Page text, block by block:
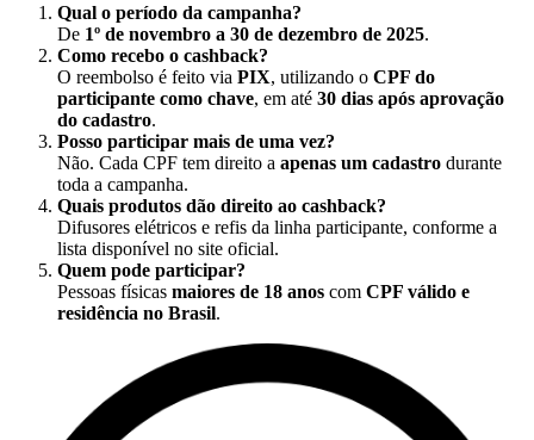
Qual o período da campanha?
De 1º de novembro a 30 de dezembro de 2025.
Como recebo o cashback?
O reembolso é feito via PIX, utilizando o CPF do
participante como chave, em até 30 dias após aprovação
do cadastro.
Posso participar mais de uma vez?
Não. Cada CPF tem direito a apenas um cadastro durante
toda a campanha.
Quais produtos dão direito ao cashback?
Difusores elétricos e refis da linha participante, conforme a
lista disponível no site oficial.
Quem pode participar?
Pessoas físicas maiores de 18 anos com CPF válido e
residência no Brasil.